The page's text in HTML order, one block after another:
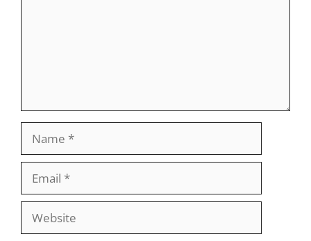
Website